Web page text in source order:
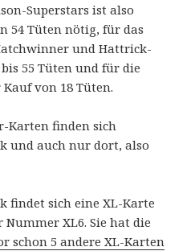
Superstars ist also
54 Tüten nötig, für das
und Hattrick-
55 Tüten und für die
von 18 Tüten.
Karten finden sich
und auch nur dort, also
findet sich eine XL-Karte
XL6. Sie hat die
schon 5 andere XL-Karten